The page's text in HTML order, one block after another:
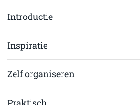
Introductie
Inspiratie
Zelf organiseren
Praktisch